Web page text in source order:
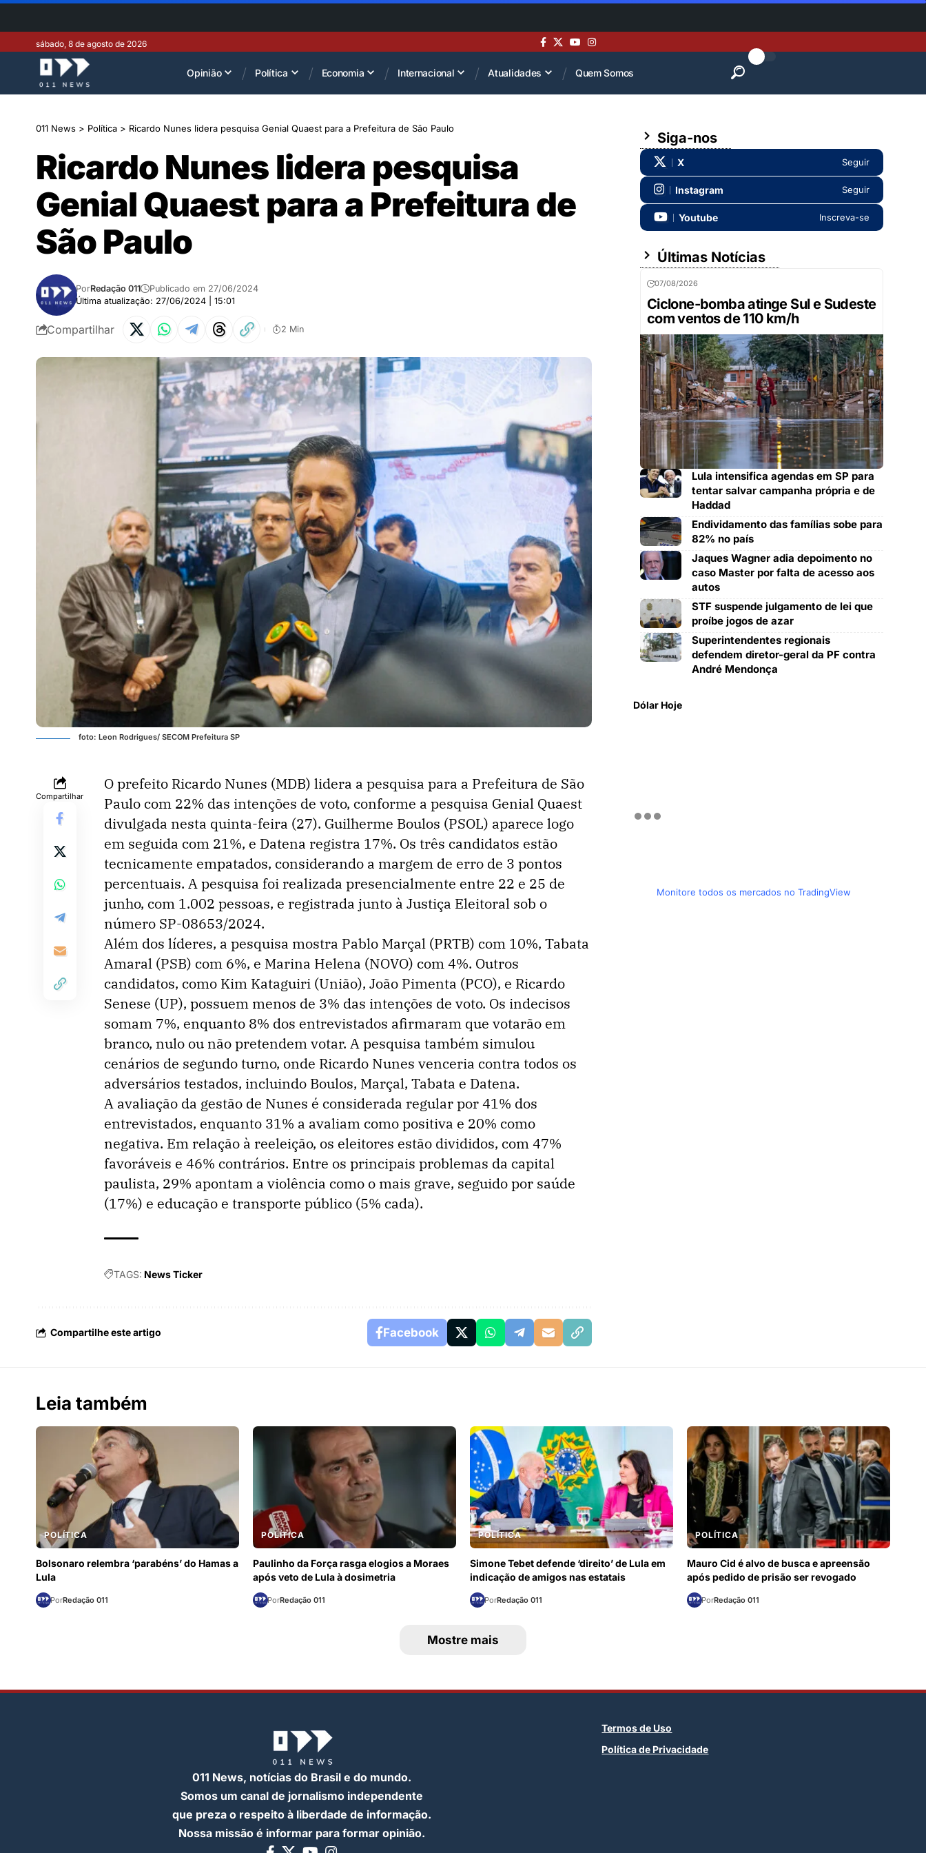
sábado, 8 de agosto de 2026
Opinião Política Economia Internacional Atualidades Quem Somos
011 News > Política > Ricardo Nunes lidera pesquisa Genial Quaest para a Prefeitura de São Paulo
Ricardo Nunes lidera pesquisa
Genial Quaest para a Prefeitura de
São Paulo
Última atualização: 27/06/2024 | 15:01
PorRedação 011 Publicado em 27/06/2024
Compartilhar 2 Min
foto: Leon Rodrigues/ SECOM Prefeitura SP
Compartilhar
O prefeito Ricardo Nunes (MDB) lidera a pesquisa para a Prefeitura de São
Paulo com 22% das intenções de voto, conforme a pesquisa Genial Quaest
divulgada nesta quinta-feira (27). Guilherme Boulos (PSOL) aparece logo
em seguida com 21%, e Datena registra 17%. Os três candidatos estão
tecnicamente empatados, considerando a margem de erro de 3 pontos
percentuais. A pesquisa foi realizada presencialmente entre 22 e 25 de
junho, com 1.002 pessoas, e registrada junto à Justiça Eleitoral sob o
número SP-08653/2024.
Além dos líderes, a pesquisa mostra Pablo Marçal (PRTB) com 10%, Tabata
Amaral (PSB) com 6%, e Marina Helena (NOVO) com 4%. Outros
candidatos, como Kim Kataguiri (União), João Pimenta (PCO), e Ricardo
Senese (UP), possuem menos de 3% das intenções de voto. Os indecisos
somam 7%, enquanto 8% dos entrevistados afirmaram que votarão em
branco, nulo ou não pretendem votar. A pesquisa também simulou
cenários de segundo turno, onde Ricardo Nunes venceria contra todos os
adversários testados, incluindo Boulos, Marçal, Tabata e Datena.
A avaliação da gestão de Nunes é considerada regular por 41% dos
entrevistados, enquanto 31% a avaliam como positiva e 20% como
negativa. Em relação à reeleição, os eleitores estão divididos, com 47%
favoráveis e 46% contrários. Entre os principais problemas da capital
paulista, 29% apontam a violência como o mais grave, seguido por saúde
(17%) e educação e transporte público (5% cada).
TAGS: News Ticker
Compartilhe este artigo Facebook
Siga-nos
X Seguir
Instagram Seguir
Youtube Inscreva-se
Últimas Notícias
07/08/2026
Ciclone-bomba atinge Sul e Sudeste
com ventos de 110 km/h
Lula intensifica agendas em SP para
tentar salvar campanha própria e de
Haddad
Endividamento das famílias sobe para
82% no país
Jaques Wagner adia depoimento no
caso Master por falta de acesso aos
autos
STF suspende julgamento de lei que
proíbe jogos de azar
Superintendentes regionais
defendem diretor-geral da PF contra
André Mendonça
Dólar Hoje
Monitore todos os mercados no TradingView
Leia também
POLÍTICA
Bolsonaro relembra ‘parabéns’ do Hamas a
Lula
PorRedação 011
POLÍTICA
Paulinho da Força rasga elogios a Moraes
após veto de Lula à dosimetria
PorRedação 011
POLÍTICA
Simone Tebet defende ‘direito’ de Lula em
indicação de amigos nas estatais
PorRedação 011
POLÍTICA
Mauro Cid é alvo de busca e apreensão
após pedido de prisão ser revogado
PorRedação 011
Mostre mais
011 News, notícias do Brasil e do mundo.
Somos um canal de jornalismo independente
que preza o respeito à liberdade de informação.
Nossa missão é informar para formar opinião.
Termos de Uso
Política de Privacidade